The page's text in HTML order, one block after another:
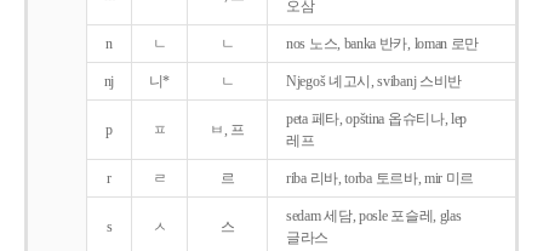
오삼
n ㄴ ㄴ nos 노스, banka 반카, loman 로만
nj 니* ㄴ Njegoš 녜고시, svibanj 스비반
p ㅍ ㅂ, 프
peta 페타, opština 옵슈티나, lep
레프
r ㄹ 르 riba 리바, torba 토르바, mir 미르
s ㅅ 스
sedam 세담, posle 포슬레, glas
글라스